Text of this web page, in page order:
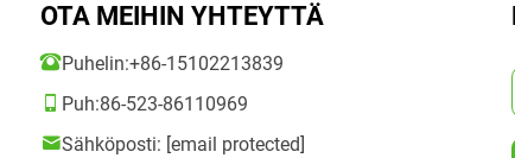
OTA MEIHIN YHTEYTTÄ
Puhelin:+86-15102213839
Puh:86-523-86110969
Sähköposti: [email protected]